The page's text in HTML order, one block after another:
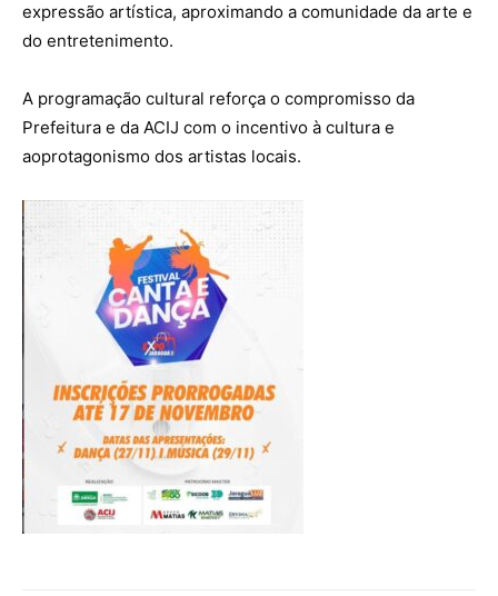
expressão artística, aproximando a comunidade da arte e
do entretenimento.
A programação cultural reforça o compromisso da
Prefeitura e da ACIJ com o incentivo à cultura e
aoprotagonismo dos artistas locais.